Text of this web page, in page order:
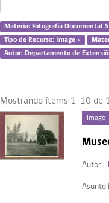
Materia: Fotografía Documental
Tipo de Recurso: Image ×
Autor: Departamento de
Mostrando ítems 1-10 de
Image
Autor:
Asunto